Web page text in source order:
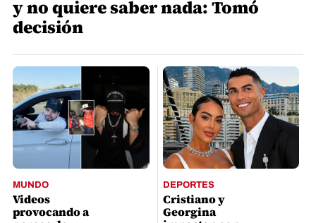
y no quiere saber nada: Tomó
decisión
MUNDO
Videos
provocando a
DEPORTES
Cristiano y
Georgina